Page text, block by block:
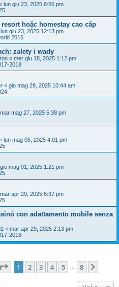
lun giu 23, 2025 6:56 pm
hoặc homestay cao cấp
lun giu 23, 2025 12:13 pm
2016
zalety i wady
« mer giu 18, 2025 1:12 pm
2018
« gio mag 29, 2025 10:44 am
mar mag 27, 2025 5:38 pm
lun mag 05, 2025 4:01 pm
gio mag 01, 2025 1:21 pm
mar apr 29, 2025 6:37 pm
con adattamento mobile senza
« mar apr 29, 2025 2:13 pm
2018
Pagina di
1 2 3 4 5 8